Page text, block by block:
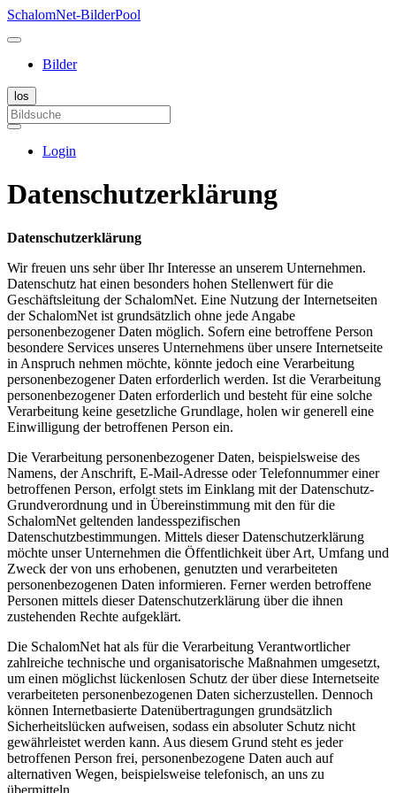
SchalomNet-BilderPool
Bilder
Login
Datenschutzerklärung
Datenschutzerklärung
Wir freuen uns sehr über Ihr Interesse an unserem Unternehmen.
Datenschutz hat einen besonders hohen Stellenwert für die
Geschäftsleitung der SchalomNet. Eine Nutzung der Internetseiten
der SchalomNet ist grundsätzlich ohne jede Angabe
personenbezogener Daten möglich. Sofern eine betroffene Person
besondere Services unseres Unternehmens über unsere Internetseite
in Anspruch nehmen möchte, könnte jedoch eine Verarbeitung
personenbezogener Daten erforderlich werden. Ist die Verarbeitung
personenbezogener Daten erforderlich und besteht für eine solche
Verarbeitung keine gesetzliche Grundlage, holen wir generell eine
Einwilligung der betroffenen Person ein.
Die Verarbeitung personenbezogener Daten, beispielsweise des
Namens, der Anschrift, E-Mail-Adresse oder Telefonnummer einer
betroffenen Person, erfolgt stets im Einklang mit der Datenschutz-
Grundverordnung und in Übereinstimmung mit den für die
SchalomNet geltenden landesspezifischen
Datenschutzbestimmungen. Mittels dieser Datenschutzerklärung
möchte unser Unternehmen die Öffentlichkeit über Art, Umfang und
Zweck der von uns erhobenen, genutzten und verarbeiteten
personenbezogenen Daten informieren. Ferner werden betroffene
Personen mittels dieser Datenschutzerklärung über die ihnen
zustehenden Rechte aufgeklärt.
Die SchalomNet hat als für die Verarbeitung Verantwortlicher
zahlreiche technische und organisatorische Maßnahmen umgesetzt,
um einen möglichst lückenlosen Schutz der über diese Internetseite
verarbeiteten personenbezogenen Daten sicherzustellen. Dennoch
können Internetbasierte Datenübertragungen grundsätzlich
Sicherheitslücken aufweisen, sodass ein absoluter Schutz nicht
gewährleistet werden kann. Aus diesem Grund steht es jeder
betroffenen Person frei, personenbezogene Daten auch auf
alternativen Wegen, beispielsweise telefonisch, an uns zu
übermitteln.